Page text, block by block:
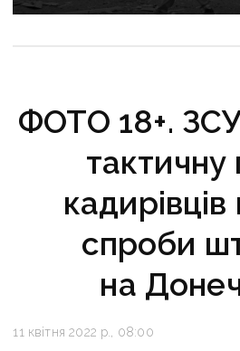
ФОТО 18+.
тактичну
кадирівців
спроби
на
11 квітня 2022 р., 08:00